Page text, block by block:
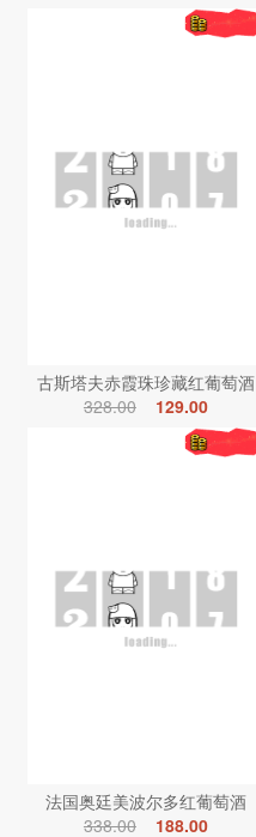
古斯塔夫赤霞珠珍藏红葡萄酒
328.00
129.00
法国奥廷美波尔多红葡萄酒
338.00
188.00